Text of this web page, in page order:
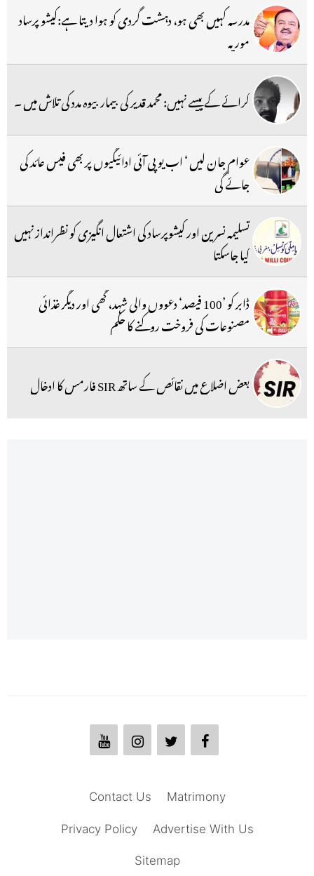
مدرسہ کہیں بھی ہو، دہشت گردی کو ہوا دیتا ہے:کیشو پرساد
موریہ
کرائے کے پیسے نہیں: محمد قدیر کی بیمار بیوہ مدد کی تلاش میں ۔
عوام جان لیں ‘ اب یو پی آئی ادائیگیوں پر بھی فیس عائد کی
جائے گی
تسلیمہ نسرین اور کیشوپرساد کی اشتعال انگیزی کو نظرانداز نہیں
کیا جاسکتا
ڈابر کو ’100 فیصد‘ دعووں والی شہد، گھی اور دیگر غذائی
مصنوعات کی فروخت روکنے کا حکم
بعض اضلاع میں نقائص کے ساتھ SIR فارمس کا ادخال
Matrimony
Contact Us
Advertise With Us
Privacy Policy
Sitemap